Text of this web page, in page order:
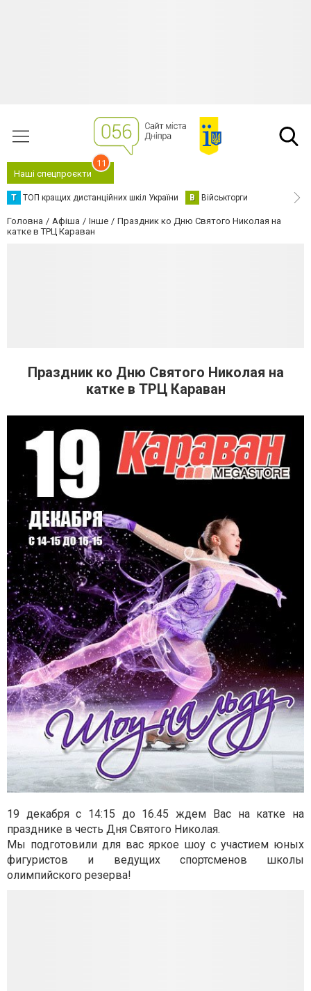
Наші спецпроєкти
11
Т ТОП кращих дистанційних шкіл України В Військторги
Головна Афіша Інше
Праздник ко Дню Святого Николая на
катке в ТРЦ Караван
Праздник ко Дню Святого Николая на
катке в ТРЦ Караван
19 декабря с 14:15 до 16.45 ждем Вас на катке на
празднике в честь Дня Святого Николая.
Мы подготовили для вас яркое шоу с участием юных
фигуристов и ведущих спортсменов школы
олимпийского резерва!